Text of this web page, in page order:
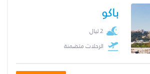
باكو
2 ليال
الرحلات متضمنة